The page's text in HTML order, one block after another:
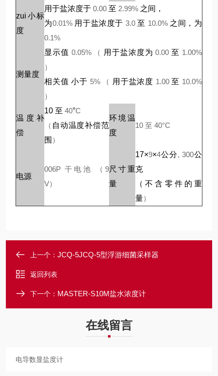
zui小标
度
用于盐浓度于 0.00 至 2.99% 之间，
为0.01% 用于盐浓度于 3.0至 10.0% 之间，为
0.1%
测量度
显示值 0.05% （ 用于盐浓度为 0.00至 1.00%
）
相关值 小于 5% （ 用于盐浓度 1.00至 10.0%
）
温度补
偿
10 至 40°C
（ 自动温度补偿范
围 ）
环境温
度
10 至 40°C
电源
006P 干电池
（9
V）
尺寸重
量
17×9×4公分, 300公
克
（不含零件的重
量）
上一个： JCQ-5JCQ-5型浮游细菌采样器
返回列表
下一个： MASTER-S10M盐水浓度计
在线留言